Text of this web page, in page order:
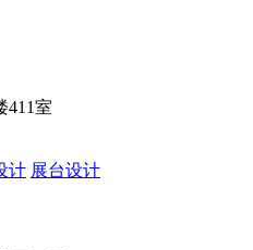
411室
计 展台设计